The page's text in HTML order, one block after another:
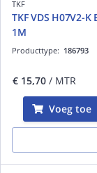
TKF
TKF VDS H07V2-
1M
Producttype: 186793
€ 15,70 / MTR
Voeg toe